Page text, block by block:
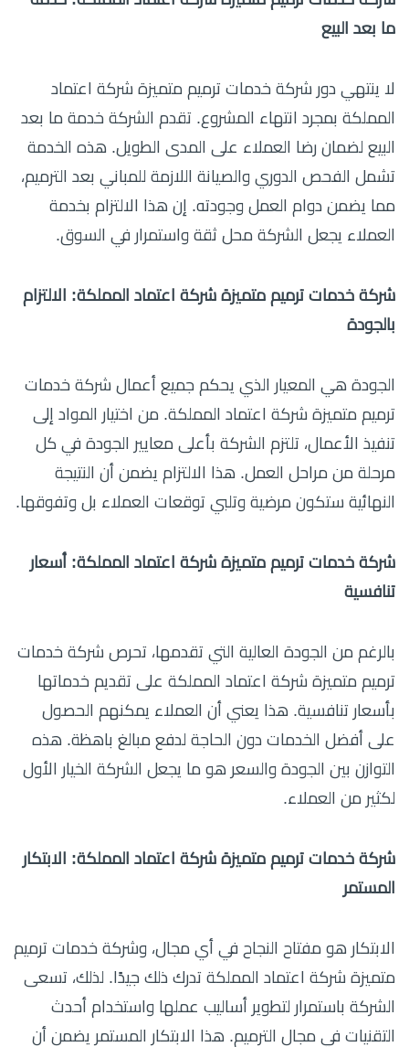
ما بعد البيع
لا ينتهي دور شركة خدمات ترميم متميزة شركة اعتماد
المملكة بمجرد انتهاء المشروع. تقدم الشركة خدمة ما بعد
البيع لضمان رضا العملاء على المدى الطويل. هذه الخدمة
تشمل الفحص الدوري والصيانة اللازمة للمباني بعد الترميم،
مما يضمن دوام العمل وجودته. إن هذا الالتزام بخدمة
العملاء يجعل الشركة محل ثقة واستمرار في السوق.
شركة خدمات ترميم متميزة شركة اعتماد المملكة: الالتزام
بالجودة
الجودة هي المعيار الذي يحكم جميع أعمال شركة خدمات
ترميم متميزة شركة اعتماد المملكة. من اختيار المواد إلى
تنفيذ الأعمال، تلتزم الشركة بأعلى معايير الجودة في كل
مرحلة من مراحل العمل. هذا الالتزام يضمن أن النتيجة
النهائية ستكون مرضية وتلبي توقعات العملاء بل وتفوقها.
شركة خدمات ترميم متميزة شركة اعتماد المملكة: أسعار
تنافسية
بالرغم من الجودة العالية التي تقدمها، تحرص شركة خدمات
ترميم متميزة شركة اعتماد المملكة على تقديم خدماتها
بأسعار تنافسية. هذا يعني أن العملاء يمكنهم الحصول
على أفضل الخدمات دون الحاجة لدفع مبالغ باهظة. هذه
التوازن بين الجودة والسعر هو ما يجعل الشركة الخيار الأول
لكثير من العملاء.
شركة خدمات ترميم متميزة شركة اعتماد المملكة: الابتكار
المستمر
الابتكار هو مفتاح النجاح في أي مجال، وشركة خدمات ترميم
متميزة شركة اعتماد المملكة تدرك ذلك جيدًا. لذلك، تسعى
الشركة باستمرار لتطوير أساليب عملها واستخدام أحدث
التقنيات في مجال الترميم. هذا الابتكار المستمر يضمن أن